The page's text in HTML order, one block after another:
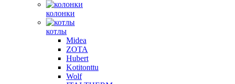
колонки
котлы
Midea
ZOTA
Hubert
Kotitonttu
Wolf